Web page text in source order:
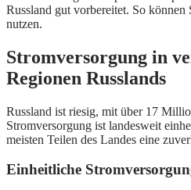
Russland gut vorbereitet. So können
nutzen.
Stromversorgung in
Regionen Russlands
Russland ist riesig, mit über 17
Stromversorgung ist landesweit
meisten Teilen des Landes eine
Einheitliche